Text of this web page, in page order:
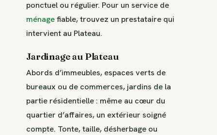
ponctuel ou régulier. Pour un service de
ménagefiable, trouvez un prestataire qui
intervient au Plateau.
Jardinage au Plateau
Abords d’immeubles, espaces verts de
bureaux ou de commerces, jardins de la
partie résidentielle : même au cœur du
quartier d’affaires, un extérieur soigné
compte. Tonte, taille, désherbage ou